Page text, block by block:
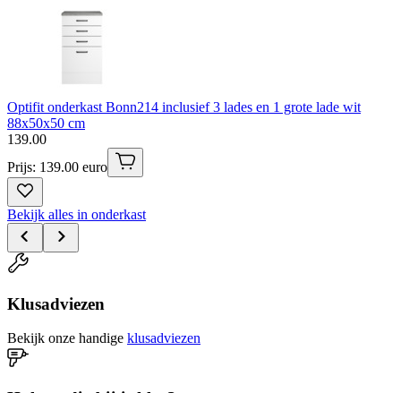
Optifit onderkast Bonn214 inclusief 3 lades en 1 grote lade wit
88x50x50 cm
139.00
Prijs: 139.00 euro
Bekijk alles in onderkast
Klusadviezen
Bekijk onze handige klusadviezen